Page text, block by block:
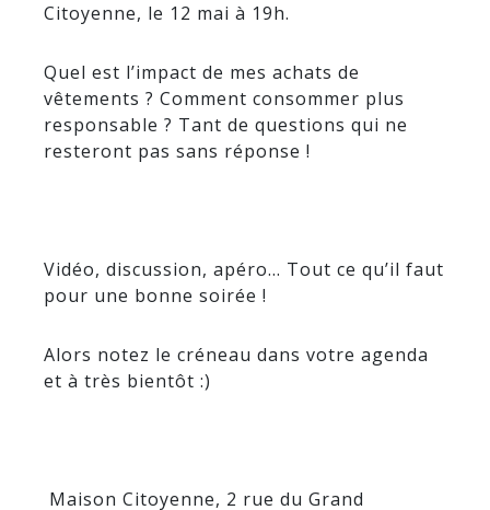
Citoyenne, le 12 mai à 19h.
Quel est l’impact de mes achats de
vêtements ? Comment consommer plus
responsable ? Tant de questions qui ne
resteront pas sans réponse !
Vidéo, discussion, apéro… Tout ce qu’il faut
pour une bonne soirée !
Alors notez le créneau dans votre agenda
et à très bientôt :)
Maison Citoyenne, 2 rue du Grand